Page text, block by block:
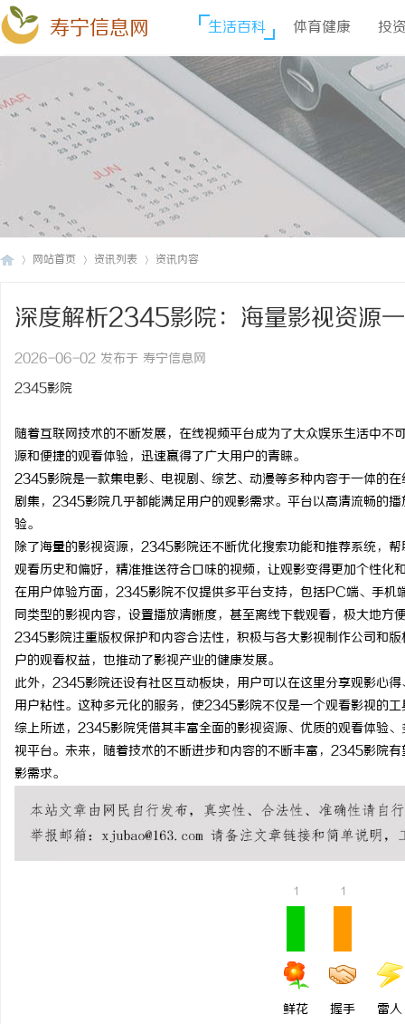
寿宁信息网 生活百科 体育健康 投
网站首页 资讯列表 资讯内容
深度解析2345影院：海量影视资源
2026-06-02 发布于 寿宁信息网
2345影院
随着互联网技术的不断发展，在线视频平台成为了大众娱乐生活中
源和便捷的观看体验，迅速赢得了广大用户的青睐。
2345影院是一款集电影、电视剧、综艺、动漫等多种内容于一体的
剧集，2345影院几乎都能满足用户的观影需求。平台以高清流畅的
验。
除了海量的影视资源，2345影院还不断优化搜索功能和推荐系统，
观看历史和偏好，精准推送符合口味的视频，让观影变得更加个性化
在用户体验方面，2345影院不仅提供多平台支持，包括PC端、手机
同类型的影视内容，设置播放清晰度，甚至离线下载观看，极大地方
2345影院注重版权保护和内容合法性，积极与各大影视制作公司和
户的观看权益，也推动了影视产业的健康发展。
此外，2345影院还设有社区互动板块，用户可以在这里分享观影心
用户粘性。这种多元化的服务，使2345影院不仅是一个观看影视的
综上所述，2345影院凭借其丰富全面的影视资源、优质的观看体验
视平台。未来，随着技术的不断进步和内容的不断丰富，2345影院
影需求。
1
鲜花
1
握手 雷人
揭秘！专业充电桩项目